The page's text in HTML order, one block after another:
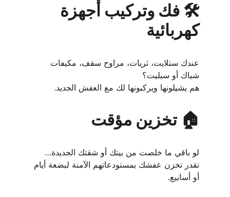
🛠️ فك وتركيب أجهزة
كهربائية
عندك ستلايت، ثريات، مراوح سقف، مكيفات
شباك أو سبليت؟
هم يشيلونها ويركبونها لك مع العفش الجديد.
🏠 تخزين مؤقت
لو باقي ما خلصت من بيتك أو شقتك الجديدة…
تقدر تخزن عفشك بمستودعاتهم الآمنة لبضعة أيام
أو أسابيع.